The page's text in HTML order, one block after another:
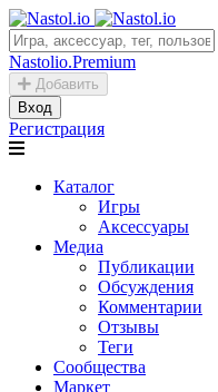
Nastolio.Premium
Добавить
Вход
Регистрация
Каталог
Игры
Аксессуары
Медиа
Публикации
Обсуждения
Комментарии
Отзывы
Теги
Сообщества
Маркет